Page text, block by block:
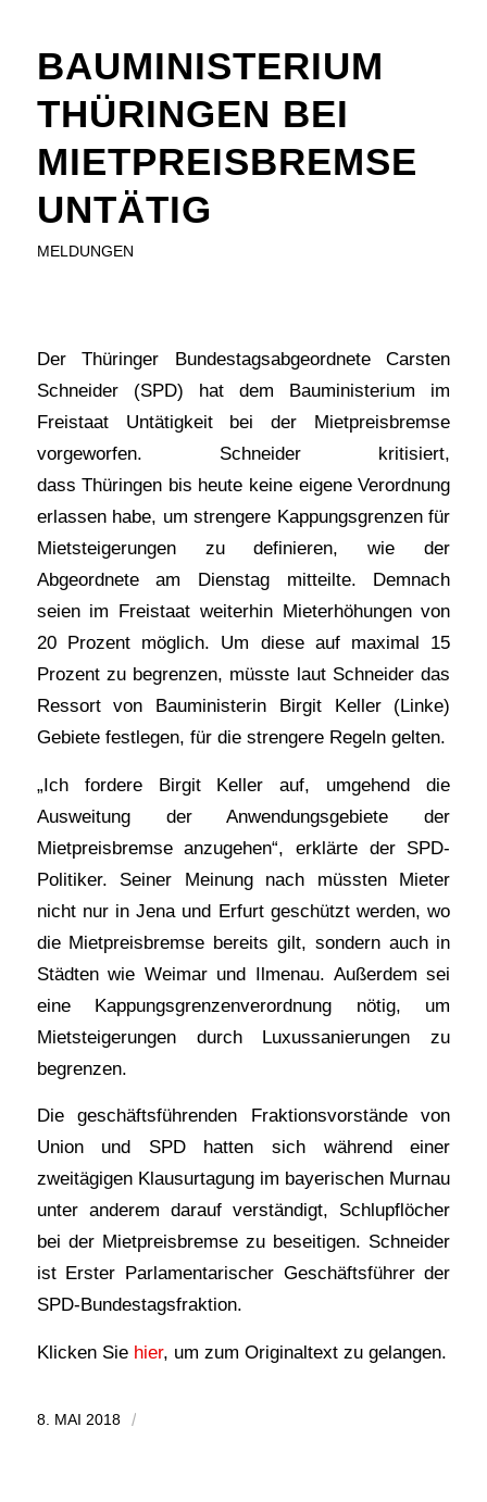
BAUMINISTERIUM
THÜRINGEN BEI
MIETPREISBREMSE
UNTÄTIG
MELDUNGEN
Der Thüringer Bundestagsabgeordnete Carsten
Schneider (SPD) hat dem Bauministerium im
Freistaat Untätigkeit bei der Mietpreisbremse
vorgeworfen. Schneider kritisiert,
dass Thüringen bis heute keine eigene Verordnung
erlassen habe, um strengere Kappungsgrenzen für
Mietsteigerungen zu definieren, wie der
Abgeordnete am Dienstag mitteilte. Demnach
seien im Freistaat weiterhin Mieterhöhungen von
20 Prozent möglich. Um diese auf maximal 15
Prozent zu begrenzen, müsste laut Schneider das
Ressort von Bauministerin Birgit Keller (Linke)
Gebiete festlegen, für die strengere Regeln gelten.
„Ich fordere Birgit Keller auf, umgehend die
Ausweitung der Anwendungsgebiete der
Mietpreisbremse anzugehen“, erklärte der SPD-
Politiker. Seiner Meinung nach müssten Mieter
nicht nur in Jena und Erfurt geschützt werden, wo
die Mietpreisbremse bereits gilt, sondern auch in
Städten wie Weimar und Ilmenau. Außerdem sei
eine Kappungsgrenzenverordnung nötig, um
Mietsteigerungen durch Luxussanierungen zu
begrenzen.
Die geschäftsführenden Fraktionsvorstände von
Union und SPD hatten sich während einer
zweitägigen Klausurtagung im bayerischen Murnau
unter anderem darauf verständigt, Schlupflöcher
bei der Mietpreisbremse zu beseitigen. Schneider
ist Erster Parlamentarischer Geschäftsführer der
SPD-Bundestagsfraktion.
Klicken Sie hier, um zum Originaltext zu gelangen.
8. MAI 2018 /